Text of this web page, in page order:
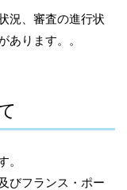
況、審査の進行状
あります。。
。
びフランス・ポー